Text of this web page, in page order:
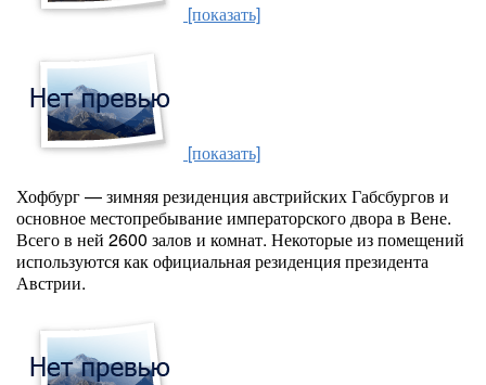
[показать]
[показать]
Хофбург — зимняя резиденция австрийских Габсбургов и
основное местопребывание императорского двора в Вене.
Всего в ней 2600 залов и комнат. Некоторые из помещений
используются как официальная резиденция президента
Австрии.